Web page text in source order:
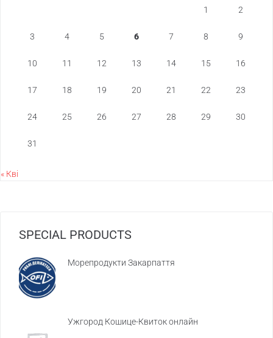
1 2
3 4 5 6 7 8 9
10 11 12 13 14 15 16
17 18 19 20 21 22 23
24 25 26 27 28 29 30
31
« Кві
SPECIAL PRODUCTS
Морепродукти Закарпаття
Ужгород Кошице-Квиток онлайн